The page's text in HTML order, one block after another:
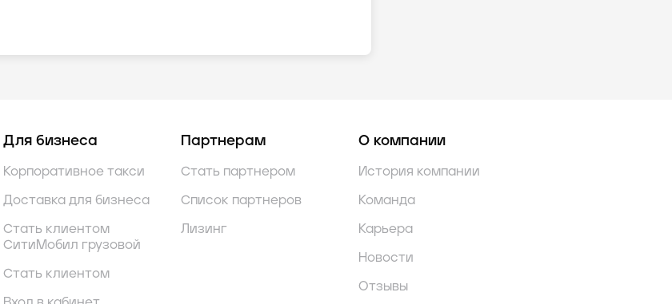
Для бизнеса
Корпоративное такси
Доставка для бизнеса
Стать клиентом
СитиМобил грузовой
Стать клиентом
Партнерам
Стать партнером
Список партнеров
Лизинг
О компании
История компании
Команда
Карьера
Новости
Отзывы